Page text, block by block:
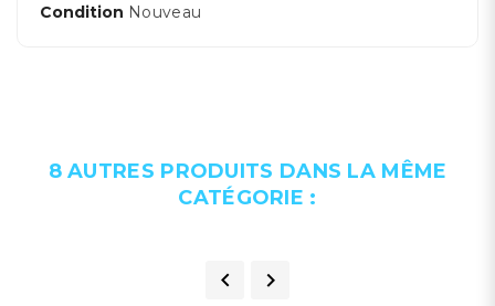
Condition Nouveau
8 AUTRES PRODUITS DANS LA MÊME
CATÉGORIE :
 